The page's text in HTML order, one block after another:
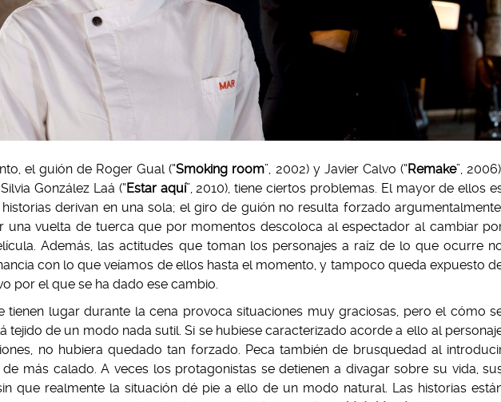
el guión de Roger Gual (“Smoking room”, 2002) y Javier Calvo (“Remake”,
González Laá (“Estar aquí”, 2010), tiene ciertos problemas. El mayor de ellos
derivan en una sola; el giro de guión no resulta forzado
una vuelta de tuerca que por momentos descoloca al espectador al cambiar
Además, las actitudes que toman los personajes a raíz de lo que ocurre
con lo que veíamos de ellos hasta el momento, y tampoco queda expuesto
por el que se ha dado ese cambio.
tienen lugar durante la cena provoca situaciones muy graciosas, pero el cómo
tejido de un modo nada sutil. Si se hubiese caracterizado acorde a ello al
no hubiera quedado tan forzado. Peca también de brusquedad al
más calado. A veces los protagonistas se detienen a divagar sobre su vida,
que realmente la situación dé pie a ello de un modo natural. Las historias